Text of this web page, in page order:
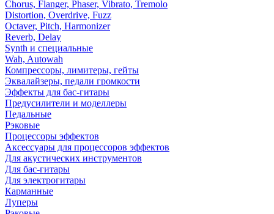
Chorus, Flanger, Phaser, Vibrato, Tremolo
Distortion, Overdrive, Fuzz
Octaver, Pitch, Harmonizer
Reverb, Delay
Synth и специальные
Wah, Autowah
Компрессоры, лимитеры, гейты
Эквалайзеры, педали громкости
Эффекты для бас-гитары
Предусилители и моделлеры
Педальные
Рэковые
Процессоры эффектов
Аксессуары для процессоров эффектов
Для акустических инструментов
Для бас-гитары
Для электрогитары
Карманные
Луперы